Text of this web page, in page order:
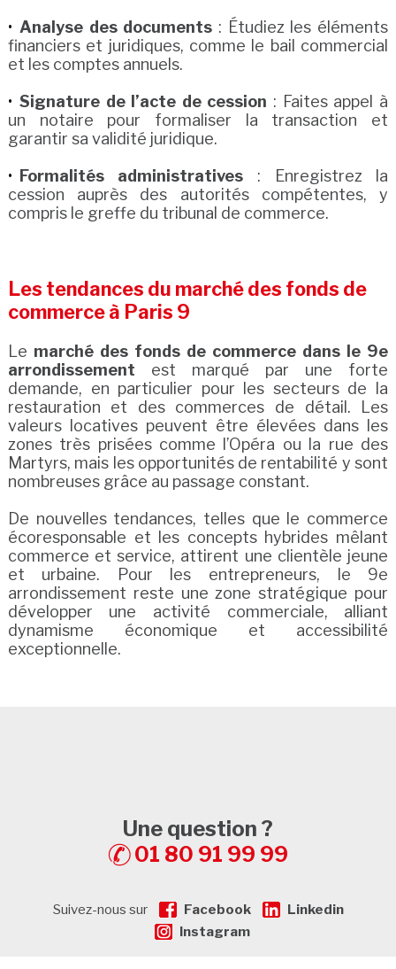
Analyse des documents : Étudiez les éléments
financiers et juridiques, comme le bail commercial
et les comptes annuels.
Signature de l’acte de cession : Faites appel à
un notaire pour formaliser la transaction et
garantir sa validité juridique.
Formalités administratives : Enregistrez la
cession auprès des autorités compétentes, y
compris le greffe du tribunal de commerce.
Les tendances du marché des fonds de
commerce à Paris 9
Le marché des fonds de commerce dans le 9e
arrondissement est marqué par une forte
demande, en particulier pour les secteurs de la
restauration et des commerces de détail. Les
valeurs locatives peuvent être élevées dans les
zones très prisées comme l’Opéra ou la rue des
Martyrs, mais les opportunités de rentabilité y sont
nombreuses grâce au passage constant.
De nouvelles tendances, telles que le commerce
écoresponsable et les concepts hybrides mêlant
commerce et service, attirent une clientèle jeune
et urbaine. Pour les entrepreneurs, le 9e
arrondissement reste une zone stratégique pour
développer une activité commerciale, alliant
dynamisme économique et accessibilité
exceptionnelle.
Une question ?
01 80 91 99 99
Suivez-nous sur Facebook
Linkedin
Instagram